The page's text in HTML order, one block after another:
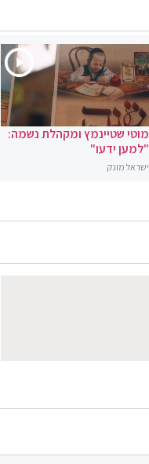
מוטי שטיינמץ ומקהלת נשמה:
"למען ידעו"
ישראל מונק